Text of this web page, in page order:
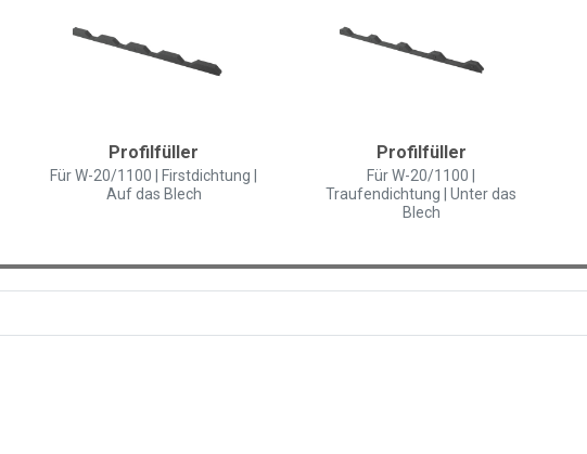
Profilfüller
Für W-20/1100 | Firstdichtung |
Auf das Blech
Profilfüller
Für W-20/1100 |
Traufendichtung | Unter das
Blech